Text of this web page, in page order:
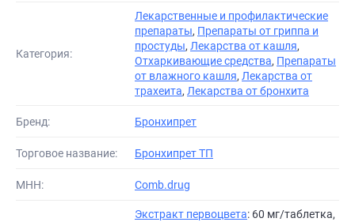
Категория:
Лекарственные и профилактические
препараты, Препараты от гриппа и
простуды, Лекарства от кашля,
Отхаркивающие средства, Препараты
от влажного кашля, Лекарства от
трахеита, Лекарства от бронхита
Бренд: Бронхипрет
Торговое название: Бронхипрет ТП
МНН: Comb.drug
Экстракт первоцвета: 60 мг/таблетка,